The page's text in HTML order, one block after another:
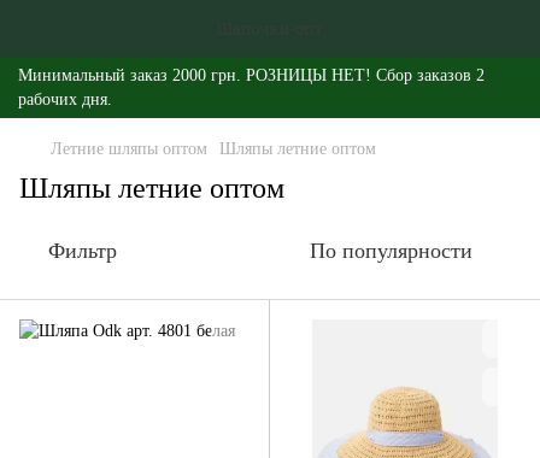
Минимальный заказ 2000 грн. РОЗНИЦЫ НЕТ! Сбор заказов 2
рабочих дня.
Летние шляпы оптом Шляпы летние оптом
Шляпы летние оптом
Фильтр По популярности